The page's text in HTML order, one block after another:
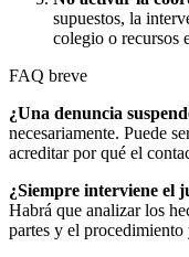
supuestos, la
colegio o recursos
FAQ breve
¿Una denuncia
necesariamente. Puede
acreditar por qué el
¿Siempre interviene el
Habrá que analizar los
partes y el procedimiento